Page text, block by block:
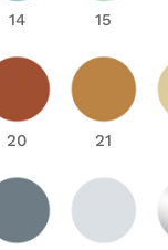
14 15
20 21